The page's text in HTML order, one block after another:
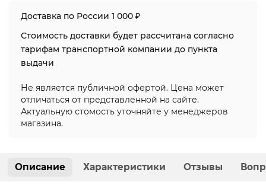
Доставка по России 1 000 ₽
Стоимость доставки будет рассчитана согласно
тарифам транспортной компании до пункта
выдачи
Не является публичной офертой. Цена может
отличаться от представленной на сайте.
Актуальную стомость уточняйте у менеджеров
магазина.
Описание Характеристики Отзывы